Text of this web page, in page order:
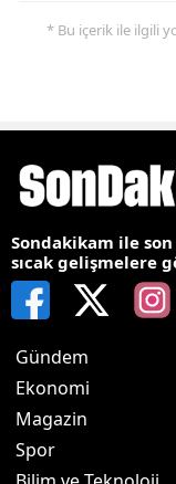
* Bu içerik ile ilgili
Sondakikam ile
sıcak gelişmelere
Gündem
Ekonomi
Magazin
Spor